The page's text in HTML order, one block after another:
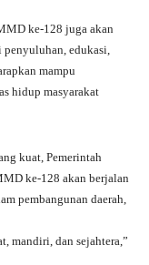
ke-128 juga akan
penyuluhan, edukasi,
mampu
hidup masyarakat
kuat, Pemerintah
ke-128 akan berjalan
pembangunan daerah,
mandiri, dan sejahtera,”